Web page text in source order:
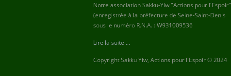
Notre association Sakku-Yiw "Actions pour l'Espoir"
(enregistrée à la préfecture de Seine-Saint-Denis
sous le numéro R.N.A. : W931009536
Lire la suite ...
Copyright Sakku Yiw, Actions pour l'Espoir © 2024